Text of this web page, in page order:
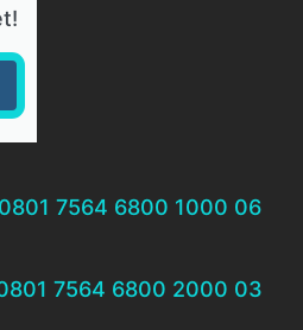
7564 6800 1000 06
7564 6800 2000 03